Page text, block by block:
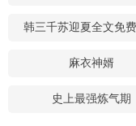
韩三千苏迎夏全文免
麻衣神婿
史上最强炼气期